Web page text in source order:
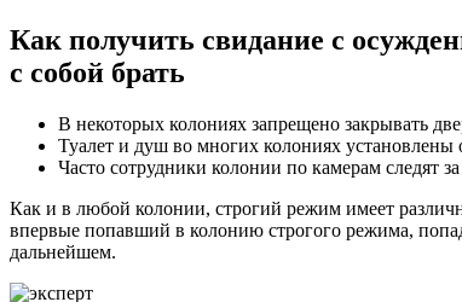
Как получить свидание с
с собой брать
В некоторых колониях запрещено закрывать
Туалет и душ во многих колониях установлены
Часто сотрудники колонии по камерам следят
Как и в любой колонии, строгий режим имеет
впервые попавший в колонию строгого режима,
дальнейшем.